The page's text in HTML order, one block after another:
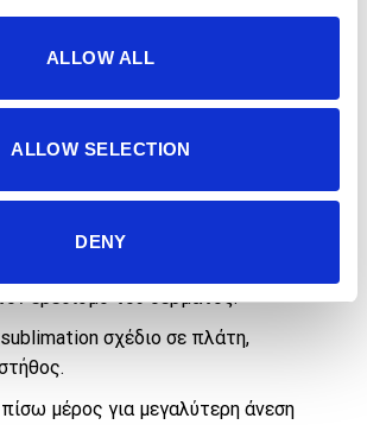
ALLOW ALL
ALLOW SELECTION
DENY
ύφασμα που ενισχύει την
fitting για κάθε τύπο
ερεθισμό του δέρματος.
σχέδιο σε πλάτη,
μέρος για μεγαλύτερη άνεση